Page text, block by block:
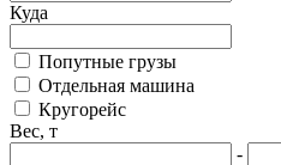
Куда
Попутные грузы
Отдельная машина
Кругорейс
Вес, т
-